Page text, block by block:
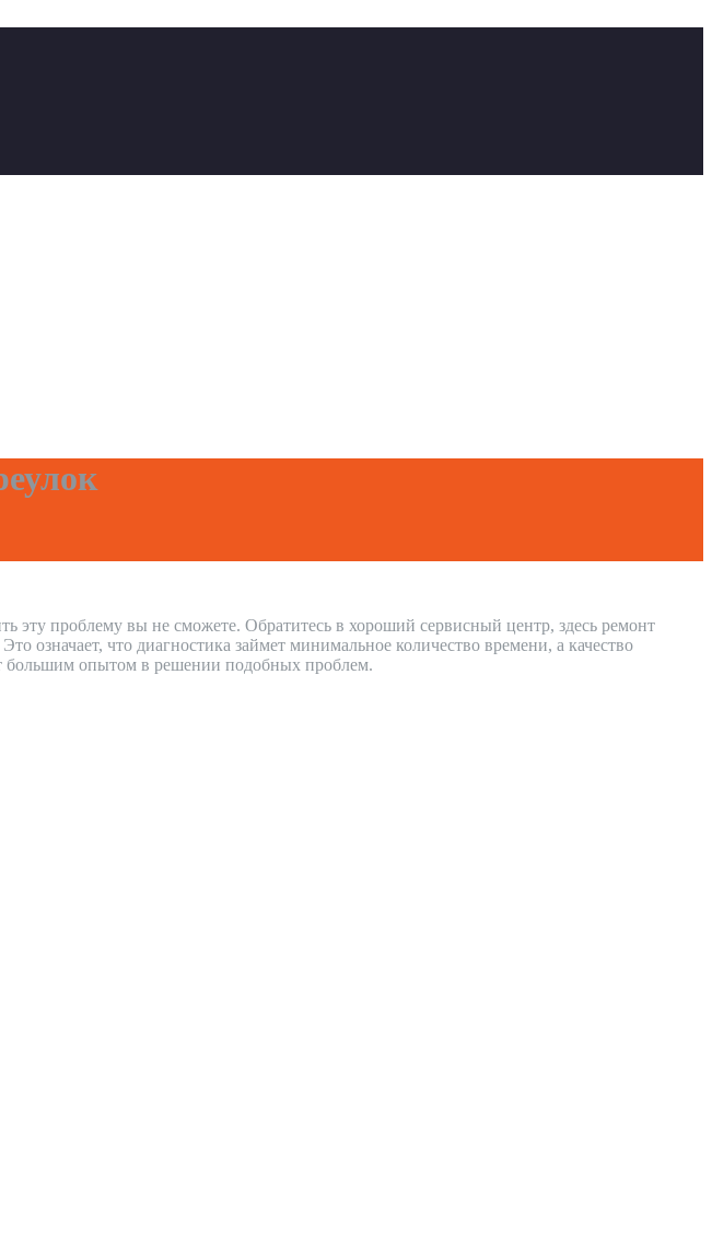
эту проблему вы не сможете. Обратитесь в хороший сервисный центр, здесь ремонт
что диагностика займет минимальное количество времени, а качество
большим опытом в решении подобных проблем.